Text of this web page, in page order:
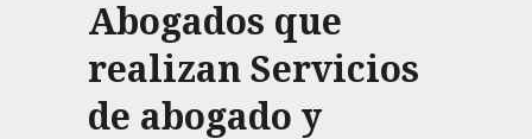
Abogados que
realizan Servicios
de abogado y